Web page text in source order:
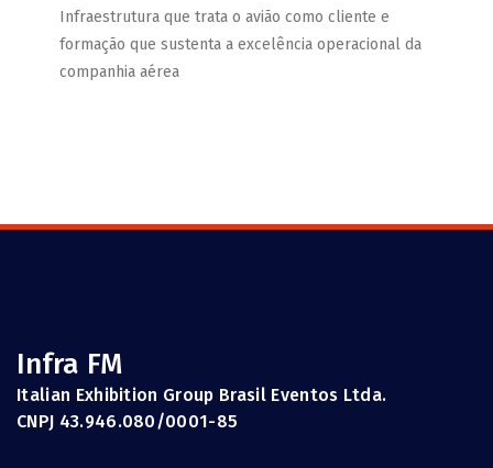
Infraestrutura que trata o avião como cliente e
formação que sustenta a excelência operacional da
companhia aérea
Infra FM
Italian Exhibition Group Brasil Eventos Ltda.
CNPJ 43.946.080/0001-85